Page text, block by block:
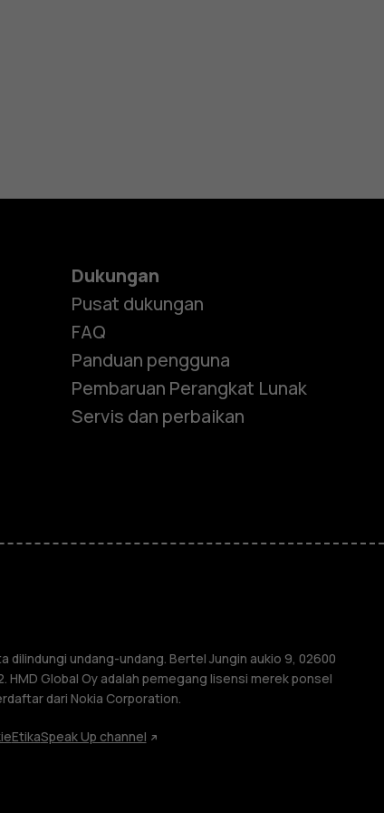
Dukungan
Pusat dukungan
FAQ
Panduan pengguna
Pembaruan Perangkat Lunak
Servis dan perbaikan
dilindungi undang-undang. Bertel Jungin aukio 9, 02600
HMD Global Oy adalah pemegang lisensi merek ponsel
dari Nokia Corporation.
EtikaSpeak Up channel